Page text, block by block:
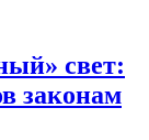
свет:
законам